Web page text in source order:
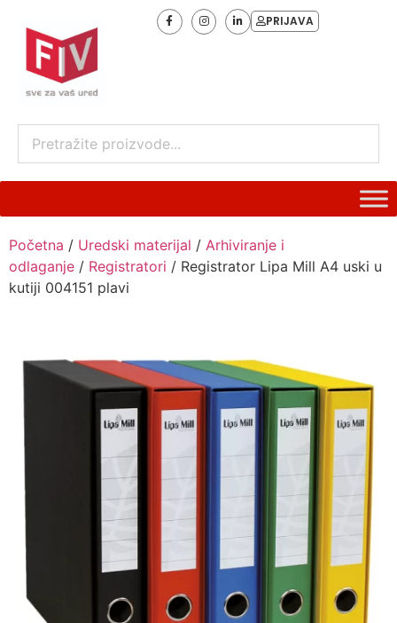
PRIJAVA
Početna / Uredski materijal / Arhiviranje i
odlaganje / Registratori / Registrator Lipa Mill A4 uski u
kutiji 004151 plavi